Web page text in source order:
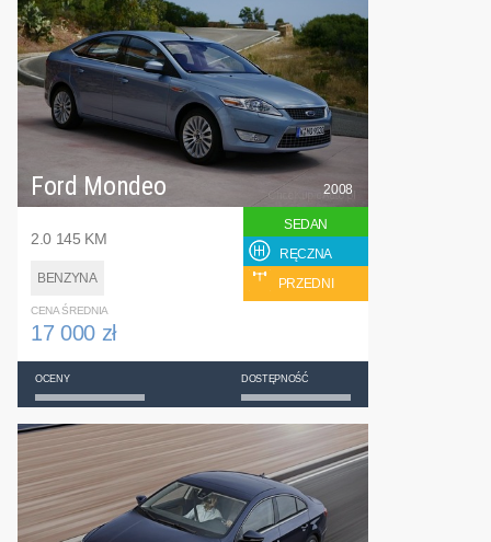
Ford Mondeo
2.0 145 KM
BENZYNA
2008
SEDAN
RĘCZNA
PRZEDNI
CENA ŚREDNIA
17 000 zł
OCENY DOSTĘPNOŚĆ